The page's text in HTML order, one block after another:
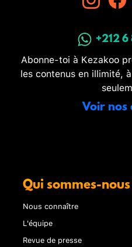
+212
Abonne-toi à Kezakoo
les contenus en illimité,
Voir nos
Qui sommes-nous
Nous connaître
L'équipe
Revue de presse